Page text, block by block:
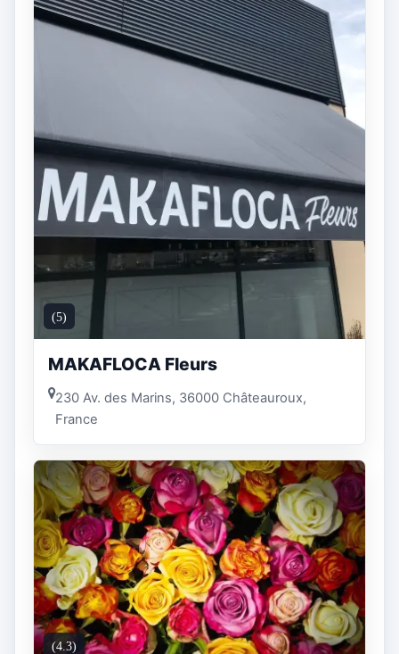
(5)
MAKAFLOCA Fleurs
230 Av. des Marins, 36000 Châteauroux,
France
(4.3)